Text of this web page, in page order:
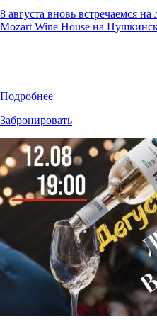
8 августа вновь встречаемся
Mozart Wine House на
Подробнее
Забронировать